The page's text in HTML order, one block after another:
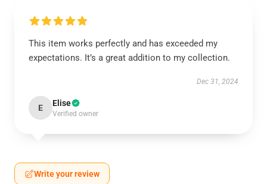
This item works perfectly and has exceeded my
expectations. It’s a great addition to my collection.
Dec 31, 2024
E Elise
Verified owner
Write your review